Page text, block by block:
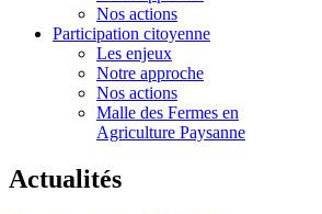
Nos actions
Participation citoyenne
Les enjeux
Notre approche
Nos actions
Malle des Fermes en
Agriculture Paysanne
Actualités